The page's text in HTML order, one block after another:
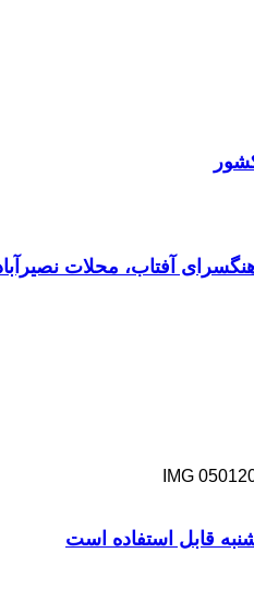
آفتاب، محلات
شنبه قابل استفاده است